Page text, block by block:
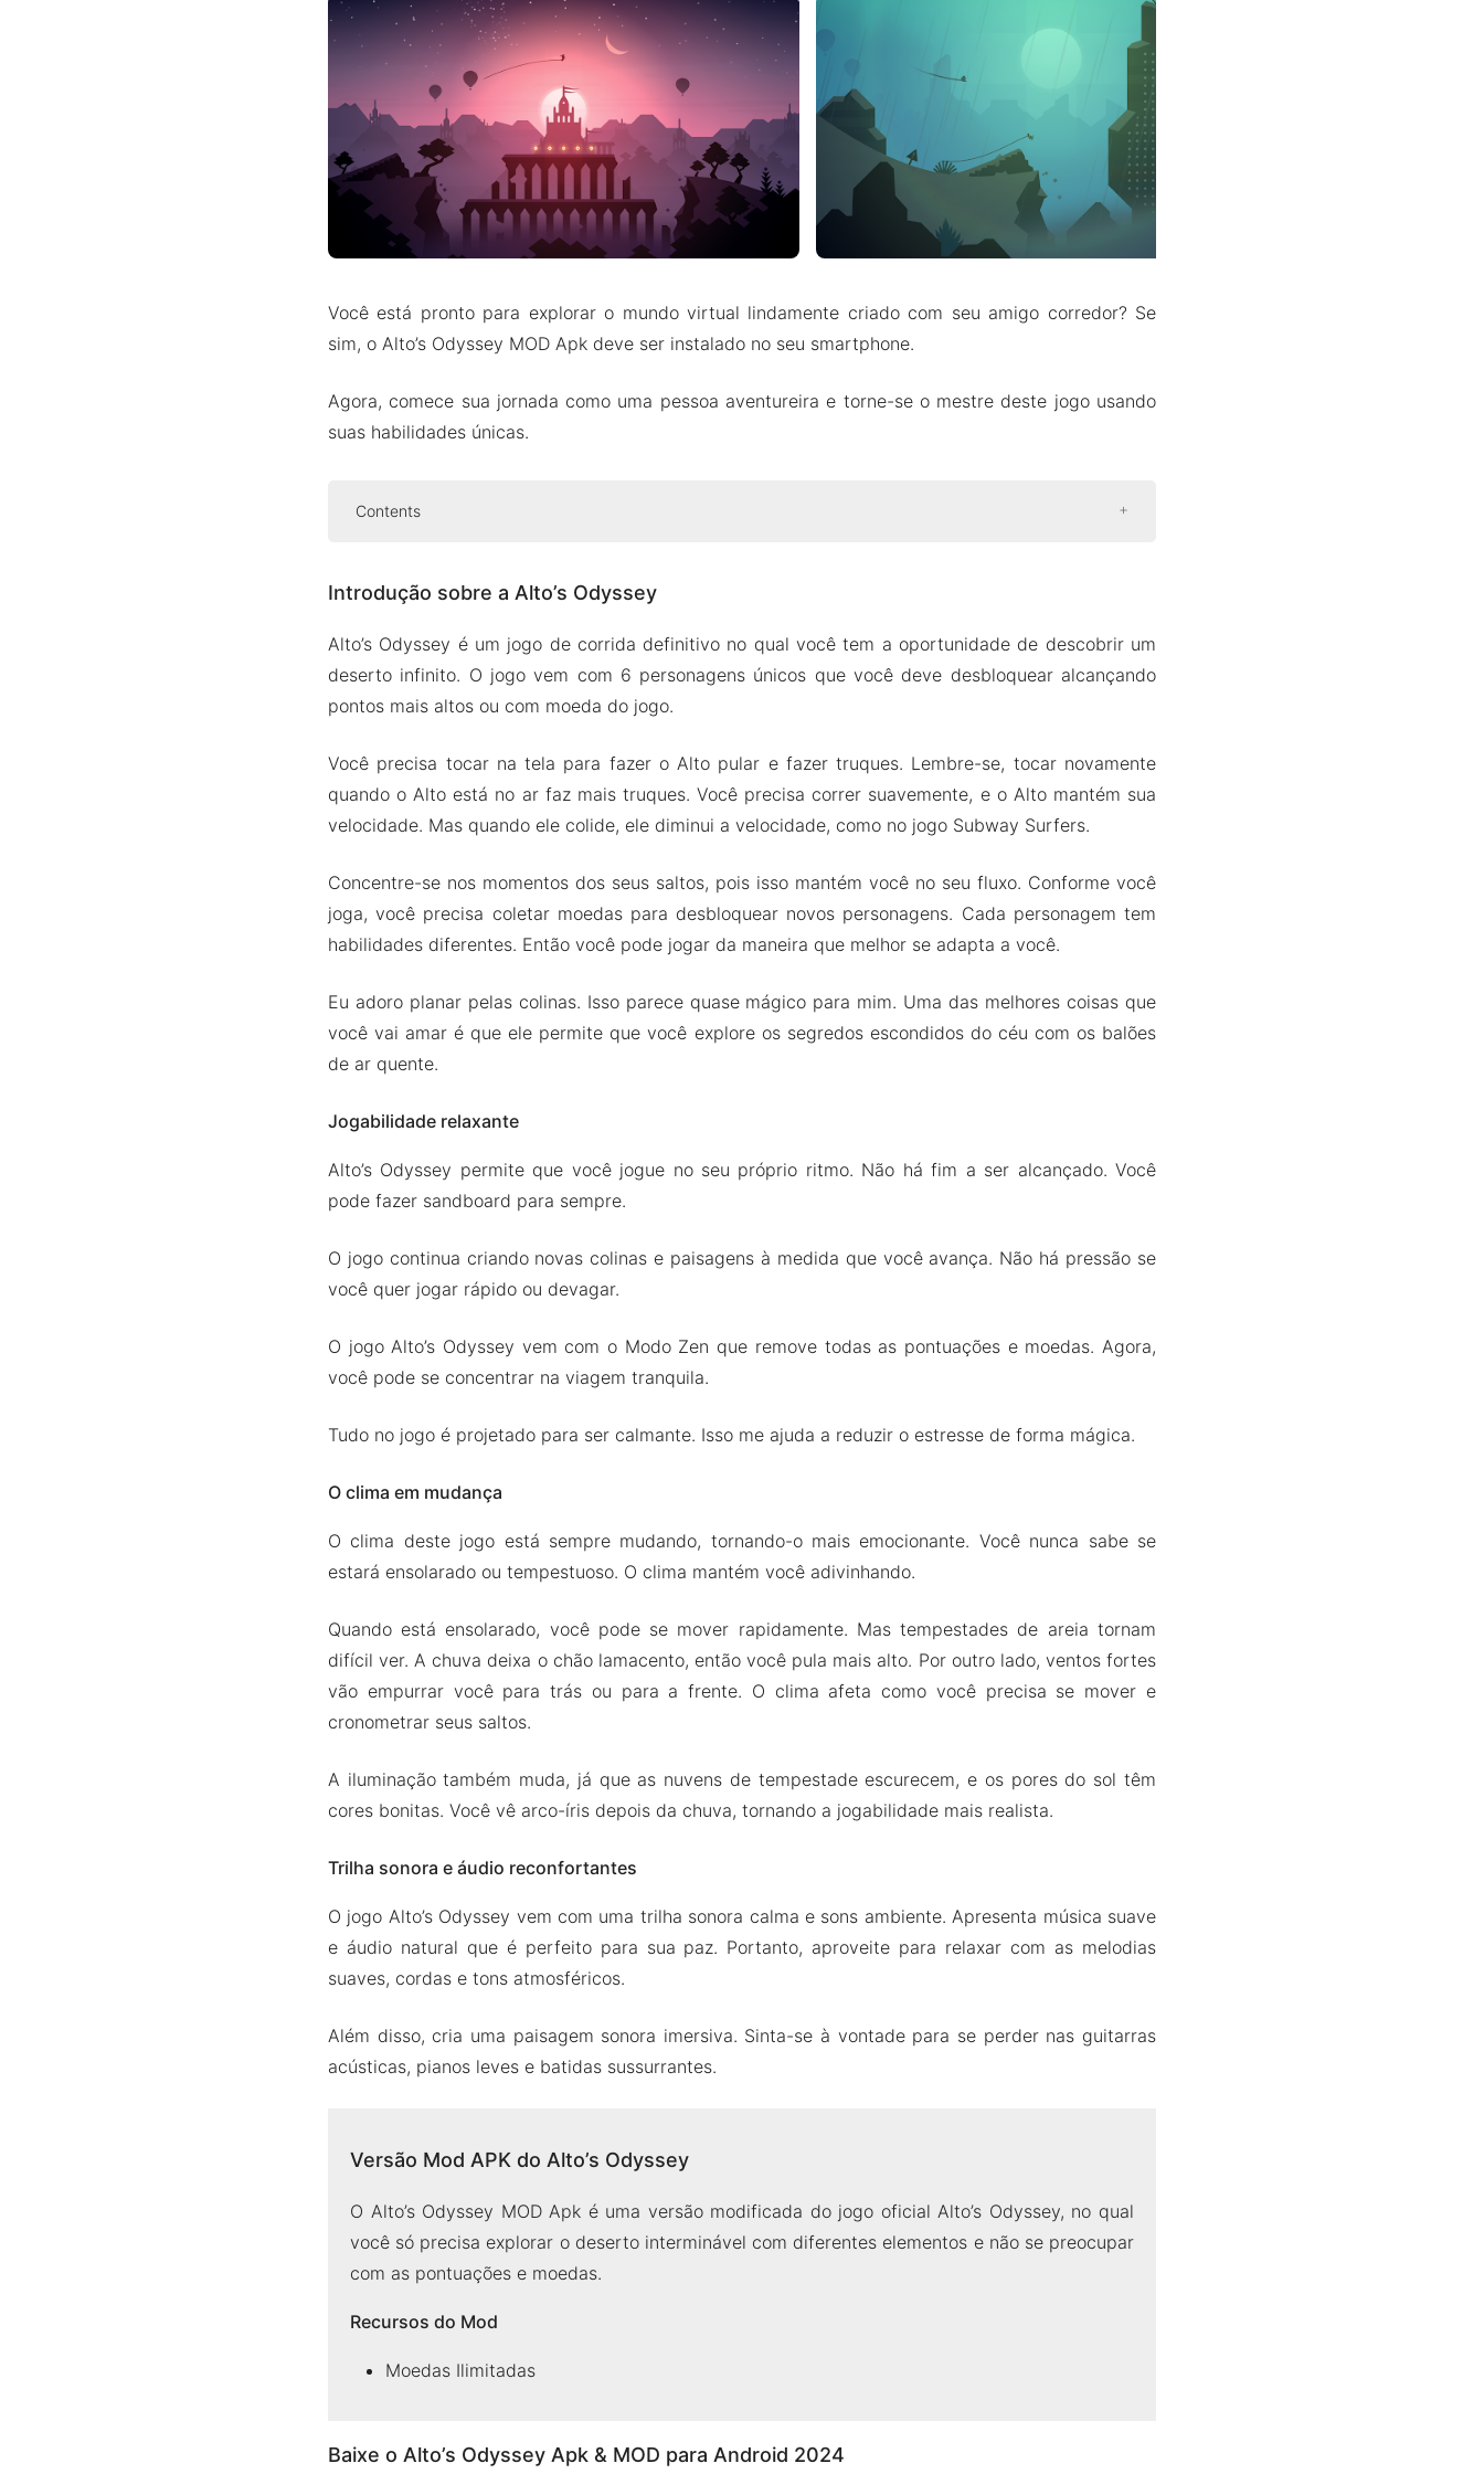
Você está pronto para explorar o mundo virtual lindamente criado com seu amigo corredor? Se
sim, o Alto’s Odyssey MOD Apk deve ser instalado no seu smartphone.
Agora, comece sua jornada como uma pessoa aventureira e torne-se o mestre deste jogo usando
suas habilidades únicas.
Contents
Jogabilidade relaxante
Trilha sonora e áudio reconfortantes
Versão Mod APK do Alto’s Odyssey
Baixe o Alto’s Odyssey Apk & MOD para Android 2024
Introdução sobre a Alto’s Odyssey
Alto’s Odyssey é um jogo de corrida definitivo no qual você tem a oportunidade de descobrir um
deserto infinito. O jogo vem com 6 personagens únicos que você deve desbloquear alcançando
pontos mais altos ou com moeda do jogo.
Você precisa tocar na tela para fazer o Alto pular e fazer truques. Lembre-se, tocar novamente
quando o Alto está no ar faz mais truques. Você precisa correr suavemente, e o Alto mantém sua
velocidade. Mas quando ele colide, ele diminui a velocidade, como no jogo Subway Surfers.
Concentre-se nos momentos dos seus saltos, pois isso mantém você no seu fluxo. Conforme você
joga, você precisa coletar moedas para desbloquear novos personagens. Cada personagem tem
habilidades diferentes. Então você pode jogar da maneira que melhor se adapta a você.
Eu adoro planar pelas colinas. Isso parece quase mágico para mim. Uma das melhores coisas que
você vai amar é que ele permite que você explore os segredos escondidos do céu com os balões
de ar quente.
Jogabilidade relaxante
Alto’s Odyssey permite que você jogue no seu próprio ritmo. Não há fim a ser alcançado. Você
pode fazer sandboard para sempre.
O jogo continua criando novas colinas e paisagens à medida que você avança. Não há pressão se
você quer jogar rápido ou devagar.
O jogo Alto’s Odyssey vem com o Modo Zen que remove todas as pontuações e moedas. Agora,
você pode se concentrar na viagem tranquila.
Tudo no jogo é projetado para ser calmante. Isso me ajuda a reduzir o estresse de forma mágica.
O clima em mudança
O clima deste jogo está sempre mudando, tornando-o mais emocionante. Você nunca sabe se
estará ensolarado ou tempestuoso. O clima mantém você adivinhando.
Quando está ensolarado, você pode se mover rapidamente. Mas tempestades de areia tornam
difícil ver. A chuva deixa o chão lamacento, então você pula mais alto. Por outro lado, ventos fortes
vão empurrar você para trás ou para a frente. O clima afeta como você precisa se mover e
cronometrar seus saltos.
A iluminação também muda, já que as nuvens de tempestade escurecem, e os pores do sol têm
cores bonitas. Você vê arco-íris depois da chuva, tornando a jogabilidade mais realista.
Trilha sonora e áudio reconfortantes
O jogo Alto’s Odyssey vem com uma trilha sonora calma e sons ambiente. Apresenta música suave
e áudio natural que é perfeito para sua paz. Portanto, aproveite para relaxar com as melodias
suaves, cordas e tons atmosféricos.
Além disso, cria uma paisagem sonora imersiva. Sinta-se à vontade para se perder nas guitarras
acústicas, pianos leves e batidas sussurrantes.
Versão Mod APK do Alto’s Odyssey
O Alto’s Odyssey MOD Apk é uma versão modificada do jogo oficial Alto’s Odyssey, no qual
você só precisa explorar o deserto interminável com diferentes elementos e não se preocupar
com as pontuações e moedas.
Recursos do Mod
Moedas Ilimitadas
Baixe o Alto’s Odyssey Apk & MOD para Android 2024